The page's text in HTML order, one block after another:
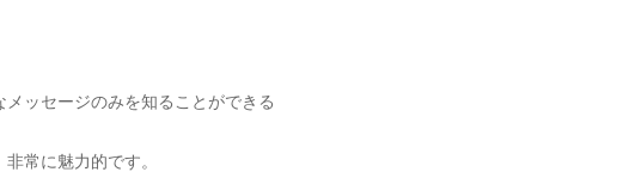
メッセージのみを知ることができる
常に魅力的です。